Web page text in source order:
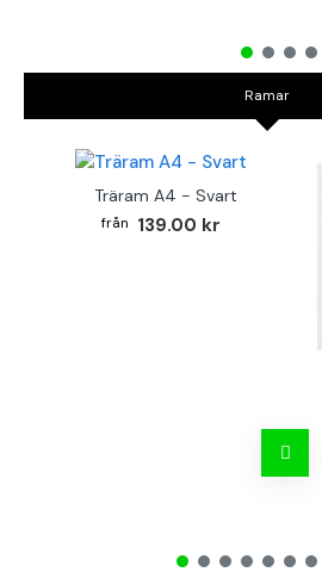
Ramar
Träram A4 - Svart
139.00 kr